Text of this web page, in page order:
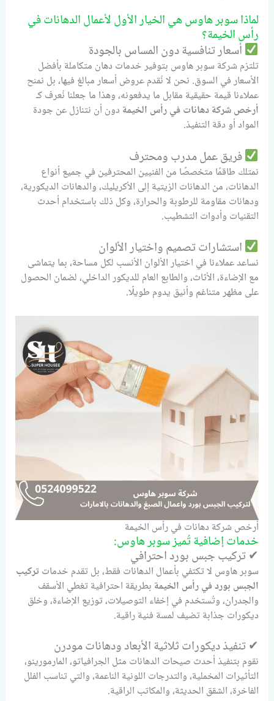
لماذا سوبر هاوس هي الخيار الأول لأعمال الدهانات في
رأس الخيمة؟
أسعار تنافسية دون المساس بالجودة
تلتزم شركة سوبر هاوس بتوفير خدمات دهان متكاملة بأفضل
الأسعار في السوق. نحن لا نُقدم عروض أسعار مبالغ فيها، بل نمنح
عملاءنا قيمة حقيقية مقابل ما يدفعونه، وهذا ما جعلنا نُعرف كـ
أرخص شركة دهانات في رأس الخيمة دون أن نتنازل عن جودة
المواد أو دقة التنفيذ.
فريق عمل مدرب ومحترف
نمتلك طاقمًا متخصصًا من الفنيين المحترفين في جميع أنواع
الدهانات، من الدهانات الزيتية إلى الأكريليك، والدهانات الديكورية،
ودهانات مقاومة للرطوبة والحرارة، وكل ذلك باستخدام أحدث
التقنيات وأدوات التشطيب.
استشارات تصميم واختيار الألوان
نساعد عملاءنا في اختيار الألوان الأنسب لكل مساحة، بما يتماشى
مع الإضاءة، الأثاث، والطابع العام للديكور الداخلي، لضمان الحصول
على مظهر متناغم وأنيق يدوم طويلًا.
أرخص شركة دهانات في رأس الخيمة
خدمات إضافية تُميز سوبر هاوس:
✔ تركيب جبس بورد احترافي
سوبر هاوس لا تكتفي بأعمال الدهانات فقط، بل تقدم خدمات تركيب
الجبس بورد في رأس الخيمة بطريقة احترافية تغطي الأسقف
والجدران، وتُستخدم في إخفاء التوصيلات، توزيع الإضاءة، وخلق
ديكورات جذابة تضيف لمسة فنية راقية.
✔ تنفيذ ديكورات ثلاثية الأبعاد ودهانات مودرن
نقوم بتنفيذ أحدث صيحات الدهانات مثل الجرافياتو، المارمورينو،
التأثيرات المخملية، والتدرجات اللونية الناعمة، والتي تناسب الفلل
الفاخرة، الشقق الحديثة، والمكاتب الراقية.